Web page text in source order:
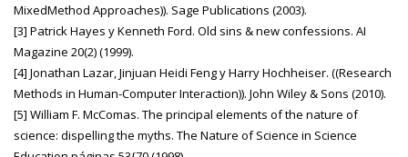
MixedMethod Approaches)). Sage Publications (2003).
[3] Patrick Hayes y Kenneth Ford. Old sins & new confessions. AI
Magazine 20(2) (1999).
[4] Jonathan Lazar, Jinjuan Heidi Feng y Harry Hochheiser. ((Research
Methods in Human-Computer Interaction)). John Wiley & Sons (2010).
[5] William F. McComas. The principal elements of the nature of
science: dispelling the myths. The Nature of Science in Science